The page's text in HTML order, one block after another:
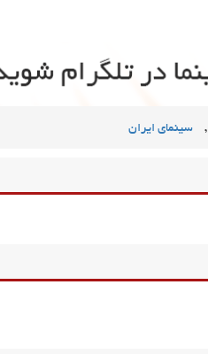
, سینمای ایران